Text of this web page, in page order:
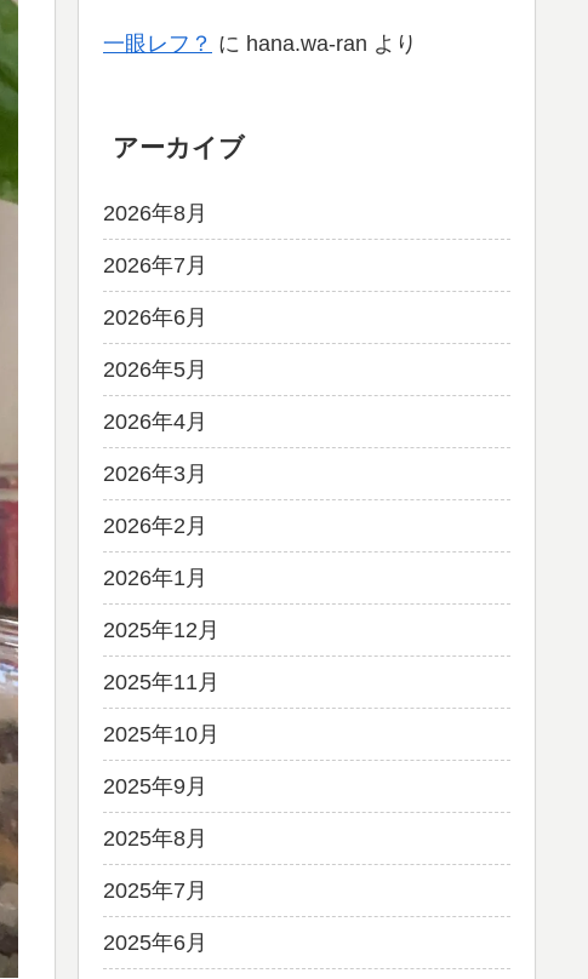
一眼レフ？ に hana.wa-ran より
アーカイブ
2026年8月
2026年7月
2026年6月
2026年5月
2026年4月
2026年3月
2026年2月
2026年1月
2025年12月
2025年11月
2025年10月
2025年9月
2025年8月
2025年7月
2025年6月